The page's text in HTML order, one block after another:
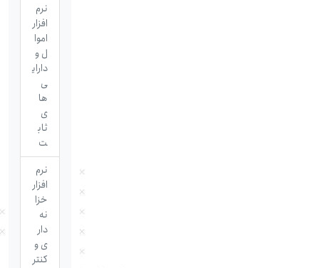
نرم
افزار
اموا
ل و
دارای
ی
ها
ی
ثاب
ت
نرم
افزار
خزا
نه
دار
ی و
کنتر